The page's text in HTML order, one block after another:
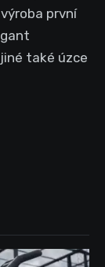
první
také úzce